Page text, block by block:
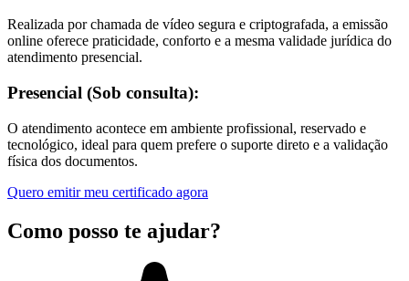
Realizada por chamada de vídeo segura e criptografada, a emissão
online oferece praticidade, conforto e a mesma validade jurídica do
atendimento presencial.
Presencial (Sob consulta):
O atendimento acontece em ambiente profissional, reservado e
tecnológico, ideal para quem prefere o suporte direto e a validação
física dos documentos.
Quero emitir meu certificado agora
Como posso te ajudar?